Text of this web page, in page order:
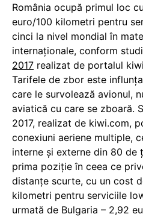
România ocupă primul loc
euro/100 kilometri pentru
cinci la nivel mondial în
internaţionale, conform
2017 realizat de portalul
Tarifele de zbor este
care le survolează avionul,
aviatică cu care se zboară.
2017, realizat de kiwi.com,
conexiuni aeriene multiple,
interne şi externe din 80 de
prima poziţie în ceea ce
distanţe scurte, cu un cost
kilometri pentru serviciile
urmată de Bulgaria – 2,92